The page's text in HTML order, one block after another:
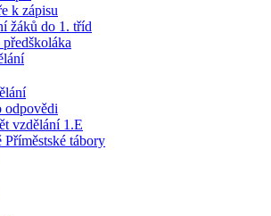
k zápisu
žáků do 1. tříd
předškoláka
odpovědi
vzdělání 1.E
tábory